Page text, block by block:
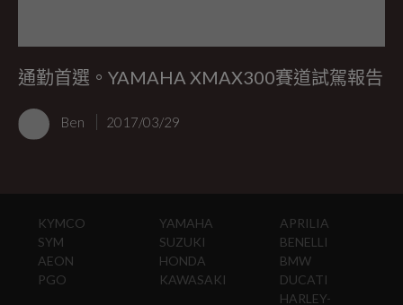
通勤首選。YAMAHA XMAX300賽道試駕報告
Ben 2017/03/29
KYMCO
SYM
AEON
PGO
YAMAHA
SUZUKI
HONDA
KAWASAKI
APRILIA
BENELLI
BMW
DUCATI
HARLEY-